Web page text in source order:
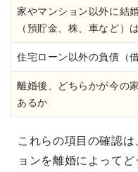
家やマンション以外に結
（預貯金、株、車など）
住宅ローン以外の負債（
離婚後、どちらかが今の
あるか
これらの項目の確認
ョンを離婚によって